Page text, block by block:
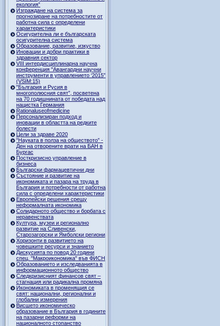
екология”
Изграждане на система за
прогнозиране на потребностите от
работна сила с определени
характеристики
Осигурителна ли е българската
осигурителна система
Образование, развитие, изкуство
Иновации и добри практики в
здравния сектор
VIII интердисциплинарна научна
конференция "Авангардни научни
инструменти в управлението ‘2015”
(VSIM:15)
"България и Русия в
многополюсния свят”, посветена
на 70 годишнината от победата над
нацистка Германия
Rationaluseofmedicine
Персонализиран подход и
иновации в областта на редките
болести
Цели за здраве 2020
"Науката в полза на обществото” -
Ден на отворените врати на БАН в
Бургас
Посткризисно управление в
бизнеса
Български фармацевтични дни
Състояние и развитие на
икономиката и пазара на труда в
България и потребности от работна
сила с определени характеристики
Европейски решения срещу
неформалната икономика
Солидарното общество и борбата с
неравенствата
Култура, музеи и регионално
развитие на Сливенски,
Старозагорски и Ямболски региони
Хоризонти в развитието на
човешките ресурси и знанието
Дискусията по повод 20 години
спец. "Макроикономика" във ФИСН
Образованието и изследванията в
информационното общество
Следкризисният финансов свят –
стагнация или радикална промяна
Икономиката в променящия се
свят: национални, регионални и
глобални измерения
Висшето икономическо
образование в България в годините
на пазарни реформи на
националното стопанство